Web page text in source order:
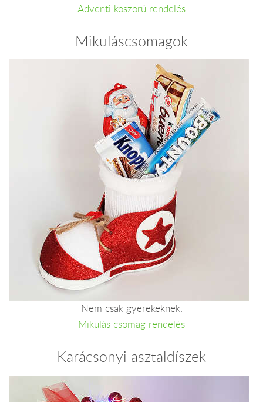
Adventi koszorú rendelés
Mikuláscsomagok
Nem csak gyerekeknek.
Mikulás csomag rendelés
Karácsonyi asztaldíszek